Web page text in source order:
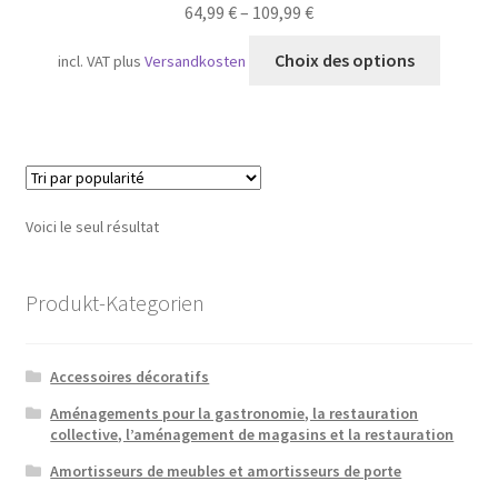
64,99 €– 109,99 €
incl. VATplusVersandkosten Choix des options
produit
Voici le seul résultat
Produkt-Kategorien
Accessoires décoratifs
Aménagements pour la gastronomie, la restauration
collective, l’aménagement de magasins et la restauration
Amortisseurs de meubles et amortisseurs de porte